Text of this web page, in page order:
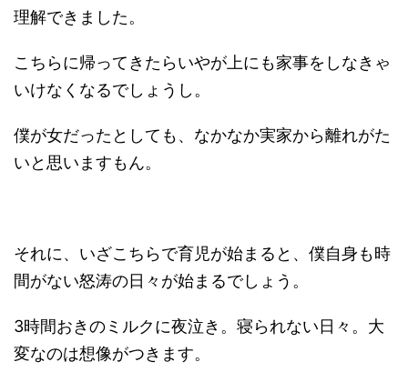
理解できました。
こちらに帰ってきたらいやが上にも家事をしなきゃ
いけなくなるでしょうし。
僕が女だったとしても、なかなか実家から離れがた
いと思いますもん。
それに、いざこちらで育児が始まると、僕自身も時
間がない怒涛の日々が始まるでしょう。
3時間おきのミルクに夜泣き。寝られない日々。大
変なのは想像がつきます。